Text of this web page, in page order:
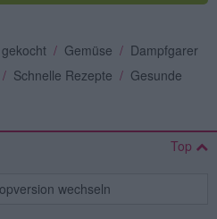
/ Gemüse / Dampfgarer
/ Schnelle Rezepte / Gesunde
Top
wechseln